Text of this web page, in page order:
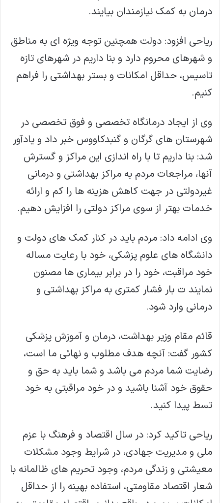
درمان به کمک نیازمندان بیایند.
ریاحی افزود: دولت همچنین توجه ویژه ای به مناطق
و شهرهای محروم دارد و بنا داریم در شهرهای تازه
تاسیس، حداقل امکانات و بستر بهداشتی را فراهم
کنیم.
وی از ایجاد درمانگاه تخصصی و فوق تخصصی در
شهرستان های گرگان و گنبدکاووس خبر داد و یادآور
شد: بنا داریم تا با راه اندازی این مراکز و گسترش
آنها، مراجعات مردم به مراکز بهداشتی و درمانی
غیردولتی در جهت کاهش هزینه ها را کم و ارائه
خدمات بهتر از سوی مراکز دولتی را افزایش دهیم.
وی ادامه داد: مردم باید در کنار کمک های دولت و
دانشگاه های علوم پزشکی، خود با رعایت مساله
خود مراقبت، خود را در برابر بیماری ها مصنون
نمایند ت بار فشار کمتری به مراکز بهداشتی و
درمانی وارد شود.
قائم مقام وزیر بهداشت، درمان و آموزش پزشکی
کشور گفت: آنچه هدف مطلوب و نهائی ما است،
رضایت شما مردم می باشد و شما باید به حق و
حقوق خود آشنا باشید و در خود مراقبتی به خود
تسط پیدا کنید.
ریاحی تاکید کرد: در سال اقتصاد و فرهنگ با عزم
ملی و مدیریت جهادی، در شرایط وجود مشکلات
معیشتی و زندگی مردم، وجود تحریم های ظالمانه با
شعار اقتصاد مقاومتی، استفاده بهینه را از حداقل